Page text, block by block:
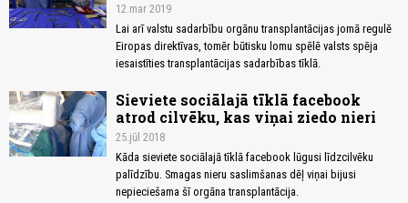
12.mar 2019
Lai arī valstu sadarbību orgānu transplantācijas jomā regulē
Eiropas direktīvas, tomēr būtisku lomu spēlē valsts spēja
iesaistīties transplantācijas sadarbības tīklā.
Sieviete sociālajā tīklā facebook
atrod cilvēku, kas viņai ziedo nieri
25.jūl 2018
Kāda sieviete sociālajā tīklā facebook lūgusi līdzcilvēku
palīdzību. Smagas nieru saslimšanas dēļ viņai bijusi
nepieciešama šī orgāna transplantācija.